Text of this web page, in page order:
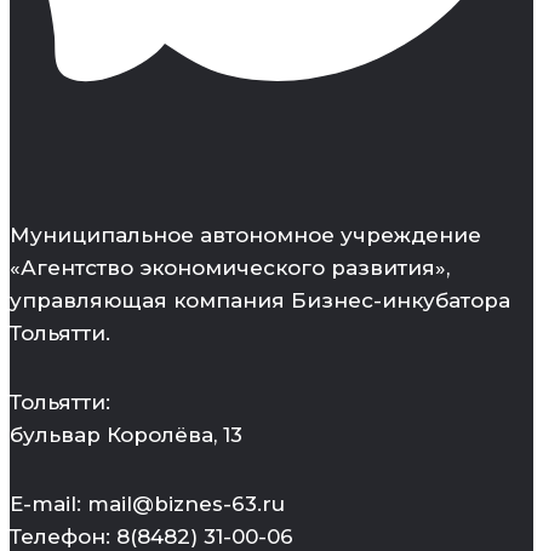
Муниципальное автономное учреждение
«Агентство экономического развития»,
управляющая компания Бизнес-инкубатора
Тольятти.
Тольятти:
бульвар Королёва, 13
E-mail: mail@biznes-63.ru
Телефон: 8(8482) 31-00-06